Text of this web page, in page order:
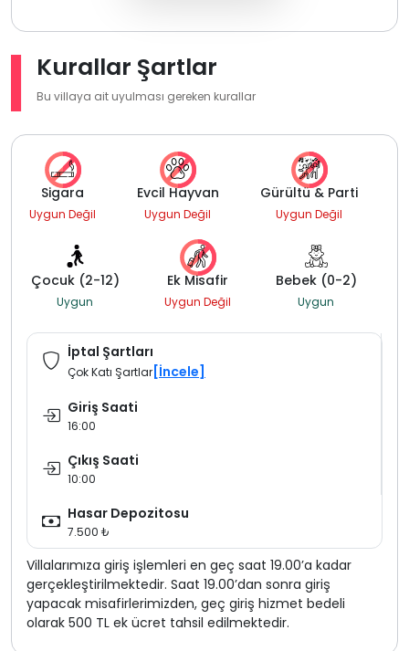
Kurallar Şartlar
Bu villaya ait uyulması gereken kurallar
Sigara
Uygun Değil
Evcil Hayvan
Uygun Değil
Gürültü & Parti
Uygun Değil
Çocuk (2-12)
Uygun
Ek Misafir
Uygun Değil
Bebek (0-2)
Uygun
İptal Şartları
Çok Katı Şartlar [İncele]
Giriş Saati
16:00
Çıkış Saati
10:00
Hasar Depozitosu
7.500 ₺
Villalarımıza giriş işlemleri en geç saat 19.00’a kadar
gerçekleştirilmektedir. Saat 19.00’dan sonra giriş
yapacak misafirlerimizden, geç giriş hizmet bedeli
olarak 500 TL ek ücret tahsil edilmektedir.